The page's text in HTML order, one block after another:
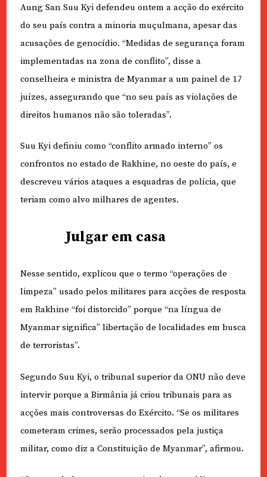
Aung San Suu Kyi defendeu ontem a acção do exército
do seu país contra a minoria muçulmana, apesar das
acusações de genocídio. “Medidas de segurança foram
implementadas na zona de conflito”, disse a
conselheira e ministra de Myanmar a um painel de 17
juízes, assegurando que “no seu país as violações de
direitos humanos não são toleradas”.
Suu Kyi definiu como “conflito armado interno” os
confrontos no estado de Rakhine, no oeste do país, e
descreveu vários ataques a esquadras de polícia, que
teriam como alvo milhares de agentes.
Julgar em casa
Nesse sentido, explicou que o termo “operações de
limpeza” usado pelos militares para acções de resposta
em Rakhine “foi distorcido” porque “na língua de
Myanmar significa” libertação de localidades em busca
de terroristas”.
Segundo Suu Kyi, o tribunal superior da ONU não deve
intervir porque a Birmânia já criou tribunais para as
acções mais controversas do Exército. “Se os militares
cometeram crimes, serão processados pela justiça
militar, como diz a Constituição de Myanmar”, afirmou.